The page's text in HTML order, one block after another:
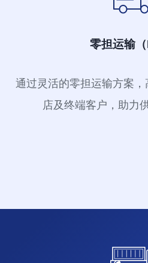
零担运输（
通过灵活的零担运输方案
店及终端客户，助力